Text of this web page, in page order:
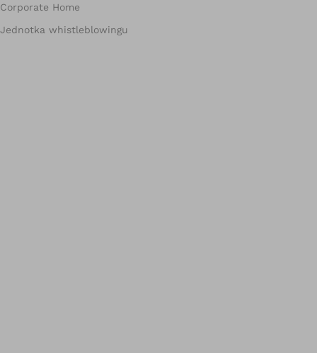
Corporate Home
Jednotka whistleblowingu